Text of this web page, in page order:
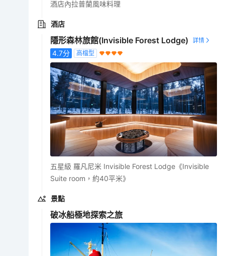
酒店內拉普蘭風味料理
酒店
隱形森林旅館(Invisible Forest Lodge)
4.7分 高檔型
五星級 羅凡尼米 Invisible Forest Lodge《Invisible
Suite room，約40平米》
景點
破冰船極地探索之旅